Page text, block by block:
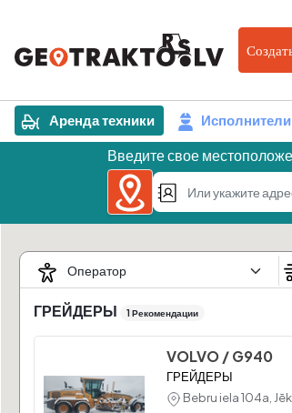
Аренда техники Исполнители
Введите свое
ГРЕЙДЕРЫ 1 Рекомендации
VOLVO / G940
ГРЕЙДЕРЫ
Bebru iela 104a,